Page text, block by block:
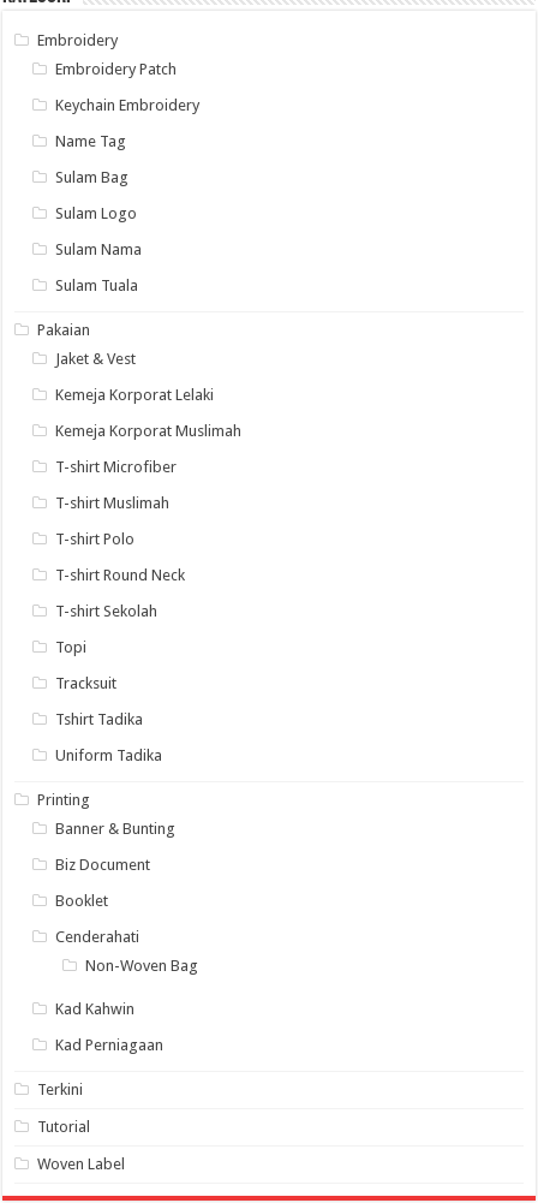
Embroidery
Embroidery Patch
Keychain Embroidery
Name Tag
Sulam Bag
Sulam Logo
Sulam Nama
Sulam Tuala
Pakaian
Jaket & Vest
Kemeja Korporat Lelaki
Kemeja Korporat Muslimah
T-shirt Microfiber
T-shirt Muslimah
T-shirt Polo
T-shirt Round Neck
T-shirt Sekolah
Topi
Tracksuit
Tshirt Tadika
Uniform Tadika
Printing
Banner & Bunting
Biz Document
Booklet
Cenderahati
Non-Woven Bag
Kad Kahwin
Kad Perniagaan
Terkini
Tutorial
Woven Label